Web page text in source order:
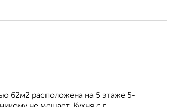
62м2 расположена на 5 этаже 5-